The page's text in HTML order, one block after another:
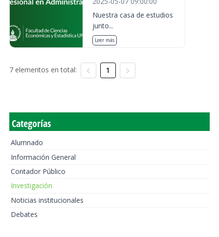
Nuestra casa de estudios
junto...
Leer más
7 elementos en total: 1
Categorías
Alumnado
Información General
Contador Público
Investigación
Noticias institucionales
Debates